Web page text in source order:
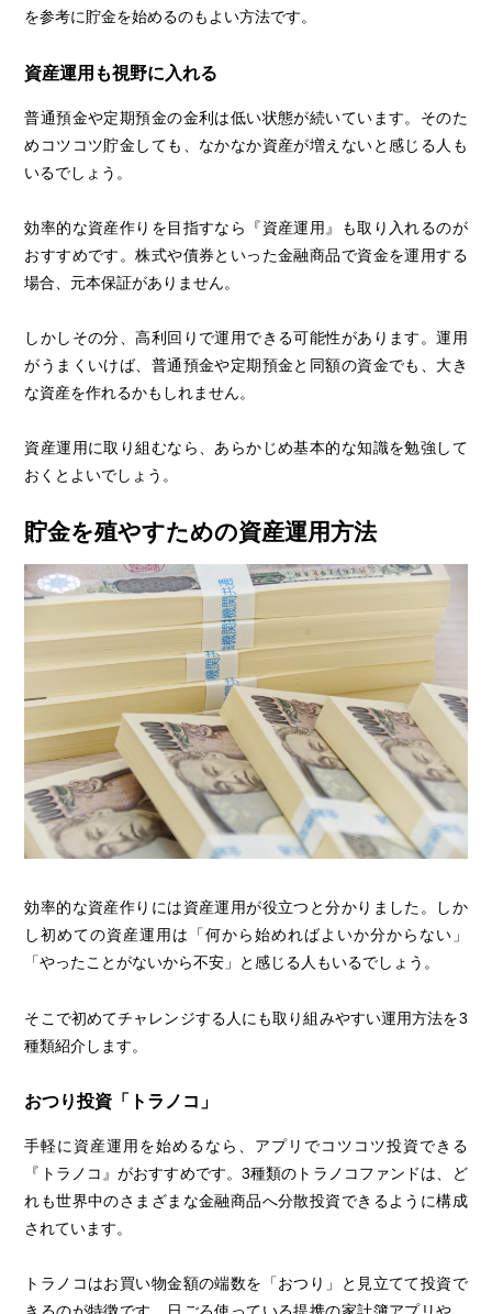
を参考に貯金を始めるのもよい方法です。
資産運用も視野に入れる
普通預金や定期預金の金利は低い状態が続いています。そのた
めコツコツ貯金しても、なかなか資産が増えないと感じる人も
いるでしょう。
効率的な資産作りを目指すなら『資産運用』も取り入れるのが
おすすめです。株式や債券といった金融商品で資金を運用する
場合、元本保証がありません。
しかしその分、高利回りで運用できる可能性があります。運用
がうまくいけば、普通預金や定期預金と同額の資金でも、大き
な資産を作れるかもしれません。
資産運用に取り組むなら、あらかじめ基本的な知識を勉強して
おくとよいでしょう。
貯金を殖やすための資産運用方法
効率的な資産作りには資産運用が役立つと分かりました。しか
し初めての資産運用は「何から始めればよいか分からない」
「やったことがないから不安」と感じる人もいるでしょう。
そこで初めてチャレンジする人にも取り組みやすい運用方法を3
種類紹介します。
おつり投資「トラノコ」
手軽に資産運用を始めるなら、アプリでコツコツ投資できる
『トラノコ』がおすすめです。3種類のトラノコファンドは、ど
れも世界中のさまざまな金融商品へ分散投資できるように構成
されています。
トラノコはお買い物金額の端数を「おつり」と見立てて投資で